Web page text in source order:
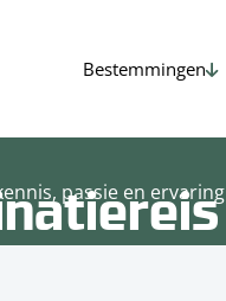
Bestemmingen
passie en ervaring